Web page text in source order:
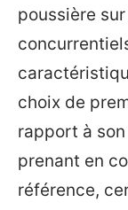
poussière
choix de
rapport à
prenant en
référence,